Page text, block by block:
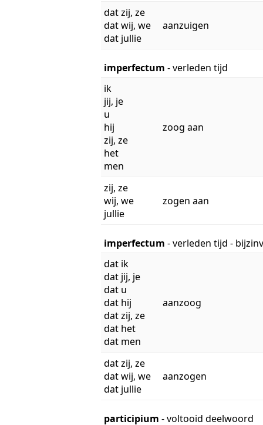
dat zij, ze
dat wij, we
dat jullie
aanzuigen
imperfectum - verleden tijd
ik
jij, je
u
hij
zij, ze
het
men
zoog aan
zij, ze
wij, we
jullie
zogen aan
imperfectum - verleden tijd -
dat ik
dat jij, je
dat u
dat hij
dat zij, ze
dat het
dat men
aanzoog
dat zij, ze
dat wij, we
dat jullie
aanzogen
participium - voltooid deelwoord